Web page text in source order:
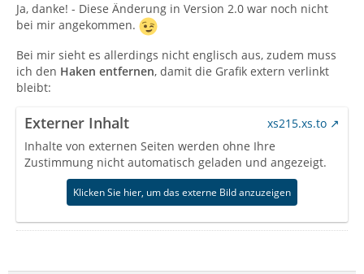
Ja, danke! - Diese Änderung in Version 2.0 war noch nicht
bei mir angekommen.
Bei mir sieht es allerdings nicht englisch aus, zudem muss
ich den Haken entfernen, damit die Grafik extern verlinkt
bleibt:
Externer Inhalt
xs215.xs.to
Inhalte von externen Seiten werden ohne Ihre
Zustimmung nicht automatisch geladen und angezeigt.
Klicken Sie hier, um das externe Bild anzuzeigen